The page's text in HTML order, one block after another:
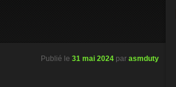
Publié le31 mai 2024 parasmduty